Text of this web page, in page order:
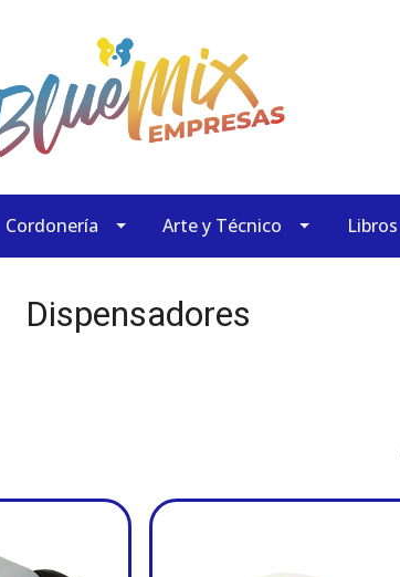
Cordonería Arte y Técnico Libros
Dispensadores